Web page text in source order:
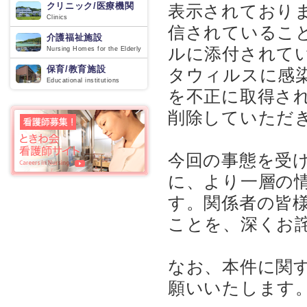
表示されており
信されているこ
ルに添付されて
タウィルスに感
を不正に取得さ
削除していただ
今回の事態を受
に、より一層の
す。関係者の皆
ことを、深くお
なお、本件に関
願いいたします
クリニック/医療機関
Clinics
介護福祉施設
Nursing Homes for the Elderly
保育/教育施設
Educational institutions